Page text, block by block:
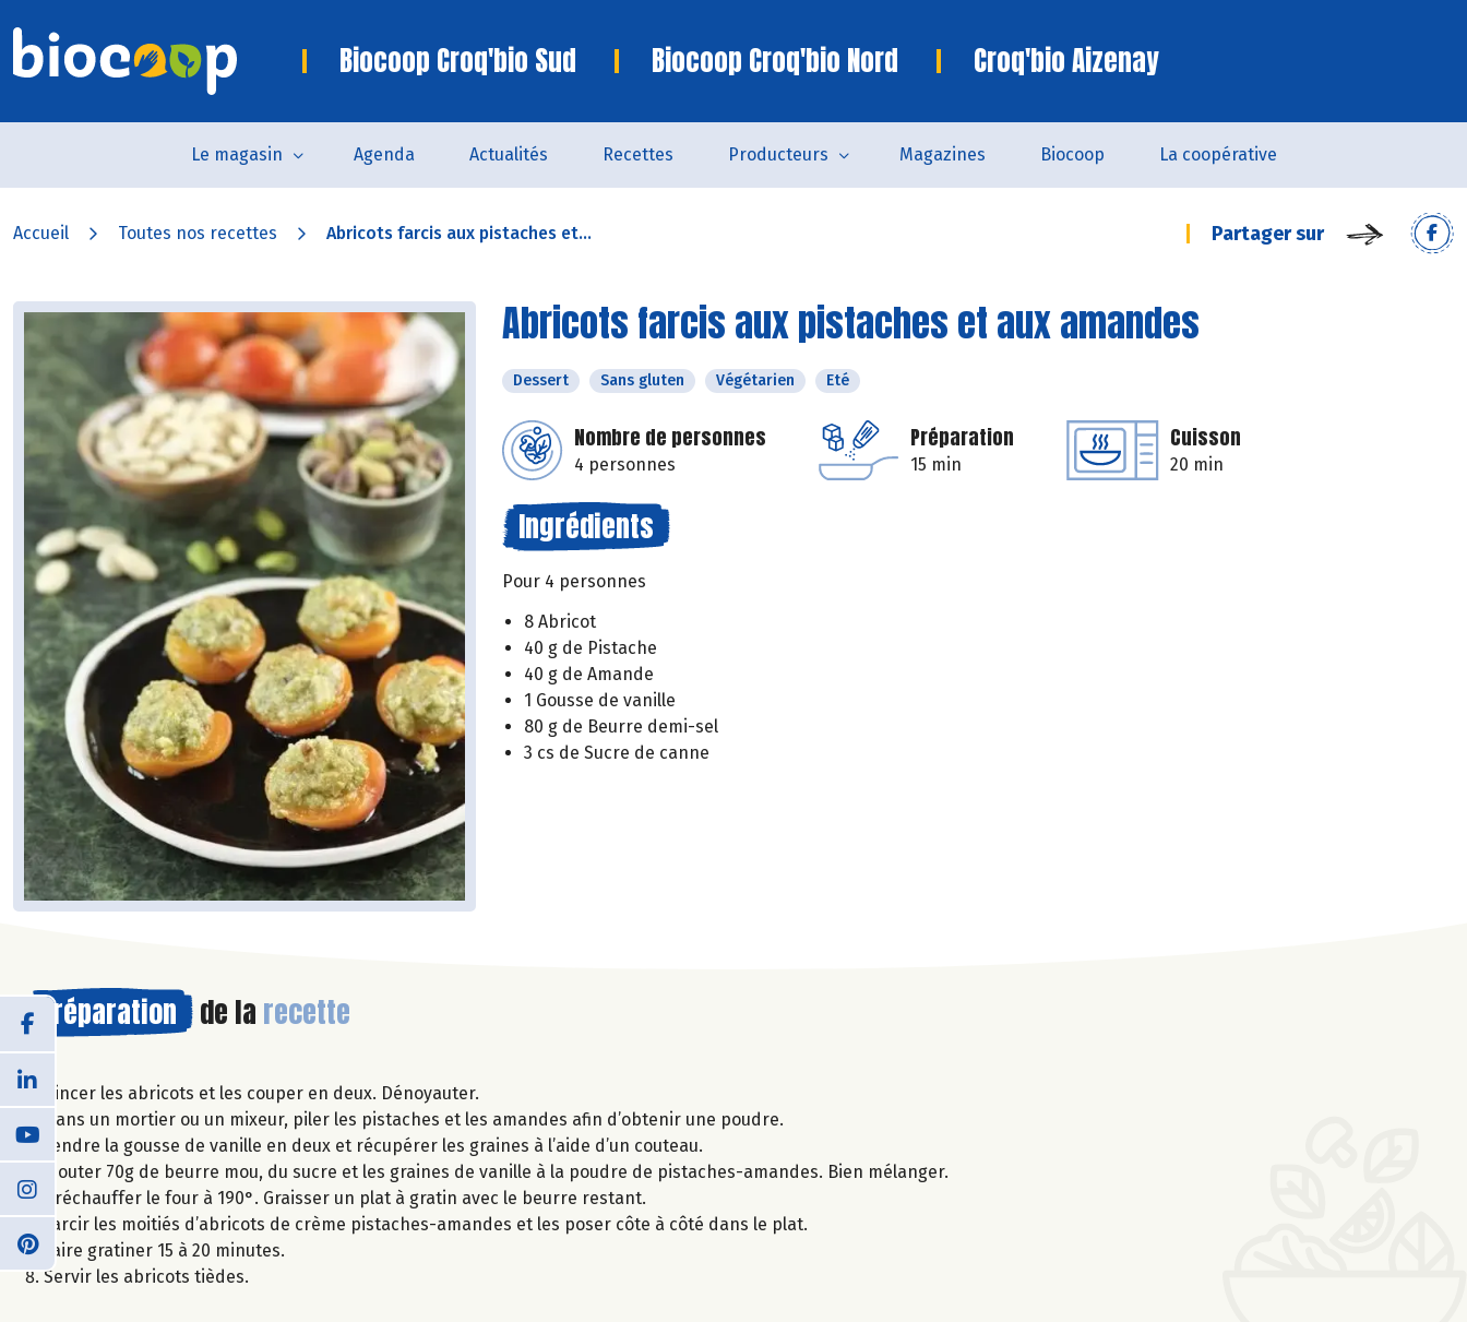
Biocoop Croq'bio Sud Biocoop Croq'bio Nord Croq'bio Aizenay
Le magasin Agenda Actualités Recettes Producteurs Magazines Biocoop La coopérative
Accueil Toutes nos recettes Abricots farcis aux pistaches et... Partager sur
Abricots farcis aux pistaches et aux amandes
Dessert Sans gluten Végétarien Eté
Nombre de personnes
4 personnes
Préparation
15 min
Cuisson
20 min
Ingrédients
Pour 4 personnes
8 Abricot
40 g de Pistache
40 g de Amande
1 Gousse de vanille
80 g de Beurre demi-sel
3 cs de Sucre de canne
Préparation de la recette
Rincer les abricots et les couper en deux. Dénoyauter.
Dans un mortier ou un mixeur, piler les pistaches et les amandes afin d’obtenir une poudre.
Fendre la gousse de vanille en deux et récupérer les graines à l’aide d’un couteau.
Ajouter 70g de beurre mou, du sucre et les graines de vanille à la poudre de pistaches-amandes. Bien mélanger.
Préchauffer le four à 190°. Graisser un plat à gratin avec le beurre restant.
Farcir les moitiés d’abricots de crème pistaches-amandes et les poser côte à côté dans le plat.
Faire gratiner 15 à 20 minutes.
Servir les abricots tièdes.